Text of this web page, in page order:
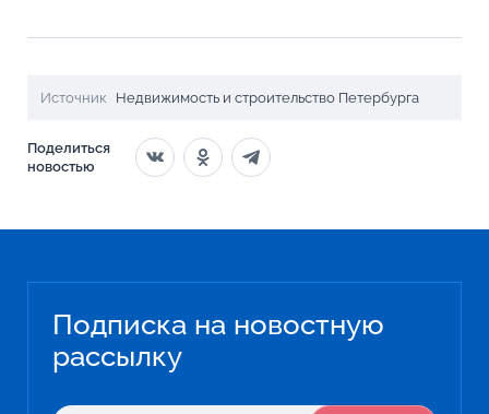
Источник Недвижимость и строительство Петербурга
Поделиться
новостью
Подписка на новостную
рассылку